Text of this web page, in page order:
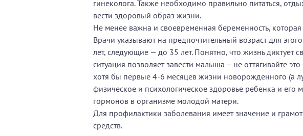
гинеколога. Также необходимо правильно питаться,
вести здоровый образ жизни.
Не менее важна и своевременная беременность,
Врачи указывают на предпочтительный возраст для
лет, следующие — до 35 лет. Понятно, что жизнь диктует
ситуация позволяет завести малыша – не оттягивайте
хотя бы первые 4-6 месяцев жизни новорожденного (а
физическое и психологическое здоровье ребенка и
гормонов в организме молодой матери.
Для профилактики заболевания имеет значение и
средств.